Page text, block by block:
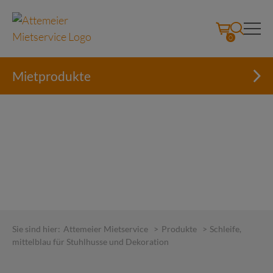
0
Mietprodukte
content
Sie sind hier: Attemeier Mietservice > Produkte > Schleife,
mittelblau für Stuhlhusse und Dekoration